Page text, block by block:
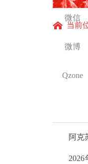
微信
微博
Qzone
当前
阿克苏
2026年